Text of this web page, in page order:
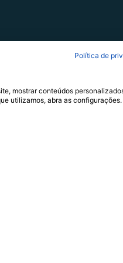
Política de
mostrar conteúdos
utilizamos, abra as configurações.